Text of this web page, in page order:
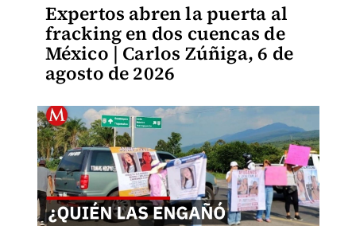
Expertos abren la puerta al
fracking en dos cuencas de
México | Carlos Zúñiga, 6 de
agosto de 2026